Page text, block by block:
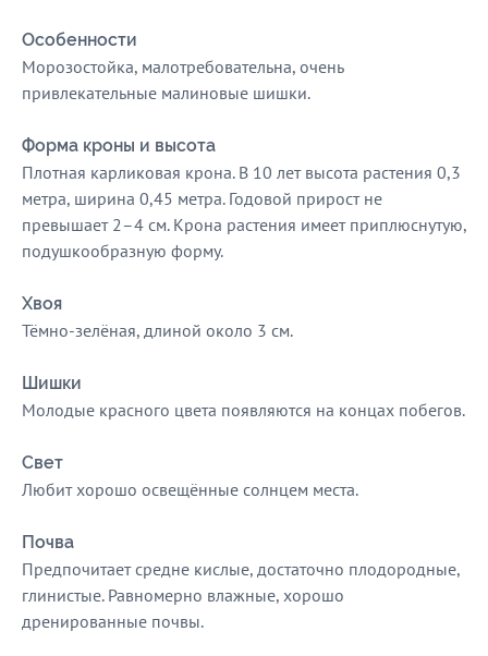
Особенности
Морозостойка, малотребовательна, очень
привлекательные малиновые шишки.
Форма кроны и высота
Плотная карликовая крона. В 10 лет высота растения 0,3
метра, ширина 0,45 метра. Годовой прирост не
превышает 2–4 см. Крона растения имеет приплюснутую,
подушкообразную форму.
Хвоя
Тёмно-зелёная, длиной около 3 см.
Шишки
Молодые красного цвета появляются на концах побегов.
Свет
Любит хорошо освещённые солнцем места.
Почва
Предпочитает средне кислые, достаточно плодородные,
глинистые. Равномерно влажные, хорошо
дренированные почвы.